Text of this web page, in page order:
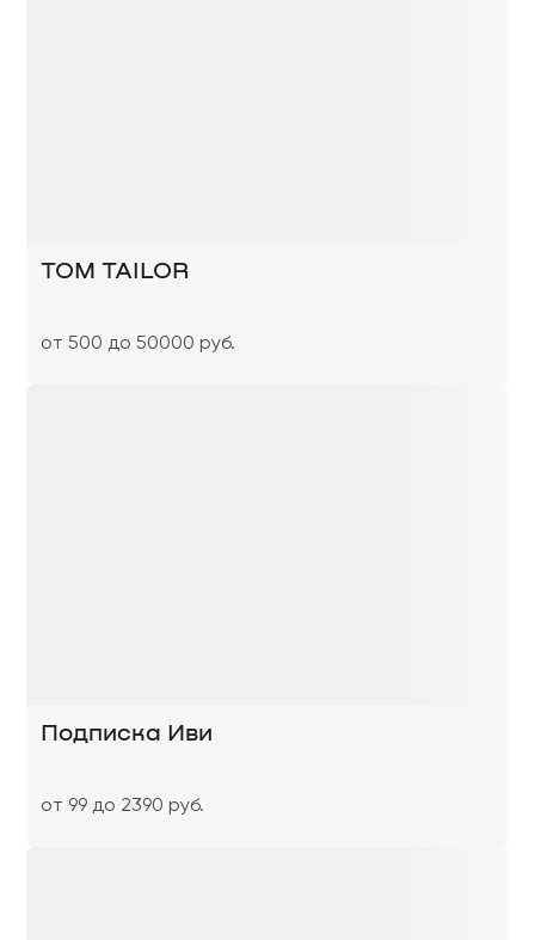
TOM TAILOR
от 500 до 50000 руб.
Подписка Иви
от 99 до 2390 руб.